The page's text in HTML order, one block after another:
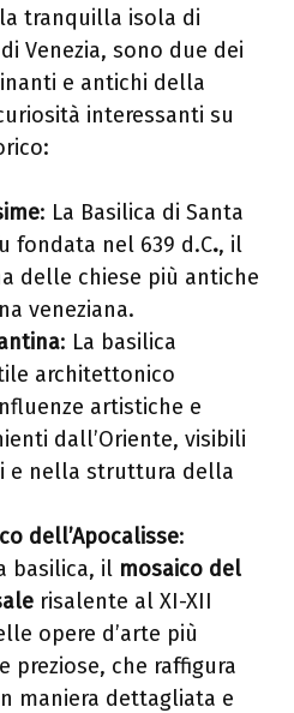
tranquilla isola di
Venezia, sono due dei
e antichi della
interessanti su
: La Basilica di Santa
fondata nel 639 d.C., il
delle chiese più antiche
veneziana.
: La basilica
architettonico
artistiche e
dall’Oriente, visibili
e nella struttura della
dell’Apocalisse:
basilica, il mosaico del
risalente al XI-XII
opere d’arte più
preziose, che raffigura
maniera dettagliata e